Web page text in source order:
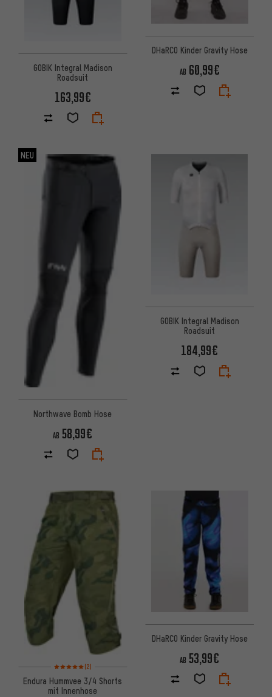
GOBIK Integral Madison
Roadsuit
163,99€
DHaRCO Kinder Gravity Hose
AB 60,99€
NEU
Northwave Bomb Hose
AB 58,99€
GOBIK Integral Madison
Roadsuit
184,99€
Bewertungen: 5 von 5 basierend auf 2 Bewertungen
(2)
Endura Hummvee 3/4 Shorts
mit Innenhose
DHaRCO Kinder Gravity Hose
AB 53,99€